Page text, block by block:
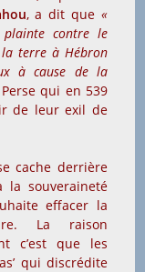
, a dit que «
plainte contre le
terre à Hébron
à cause de la
qui en 539
de leur exil de
cache derrière
la souveraineté
effacer la
La raison
c’est que les
qui discrédite